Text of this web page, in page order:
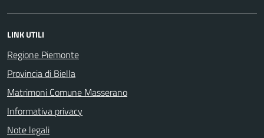
LINK UTILI
Regione Piemonte
Provincia di Biella
Matrimoni Comune Masserano
Informativa privacy
Note legali